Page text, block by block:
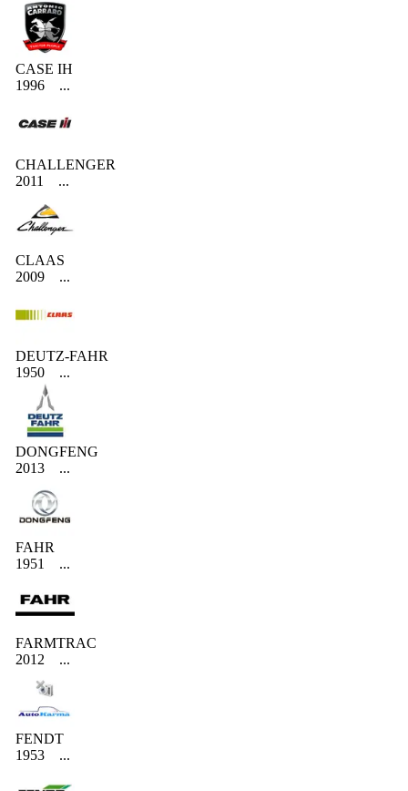
CASE IH
1996
...
CHALLENGER
2011
...
CLAAS
2009
...
DEUTZ-FAHR
1950
...
DONGFENG
2013
...
FAHR
1951
...
FARMTRAC
2012
...
FENDT
1953
...